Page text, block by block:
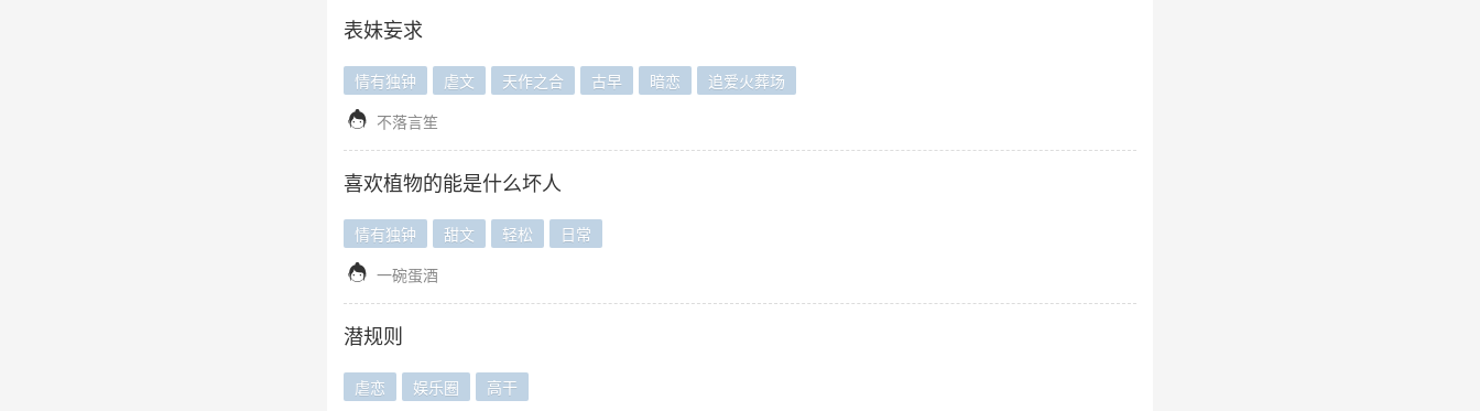
表妹妄求
情有独钟 虐文 天作之合 古早 暗恋 追爱火葬场
 不落言笙
喜欢植物的能是什么坏人
情有独钟 甜文 轻松 日常
 一碗蛋酒
潜规则
虐恋 娱乐圈 高干